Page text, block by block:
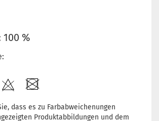
%
dass es zu Farbabweichenungen
Produktabbildungen und dem